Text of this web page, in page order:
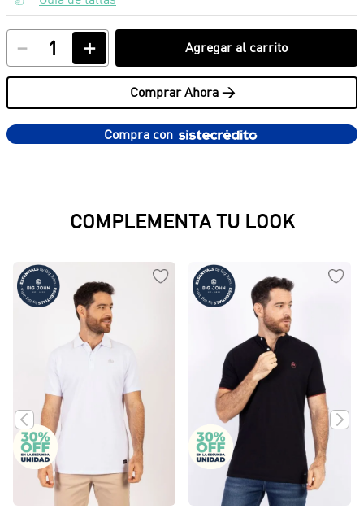
＋
－ Agregar al carrito
Comprar Ahora >
Compra con
COMPLEMENTA TU LOOK